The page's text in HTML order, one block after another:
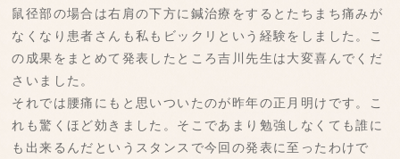
鼠径部の場合は右肩の下方に鍼治療をするとたちまち痛みが
なくなり患者さんも私もビックリという経験をしました。こ
の成果をまとめて発表したところ吉川先生は大変喜んでくだ
さいました。
それでは腰痛にもと思いついたのが昨年の正月明けです。こ
れも驚くほど効きました。そこであまり勉強しなくても誰に
も出来るんだというスタンスで今回の発表に至ったわけで